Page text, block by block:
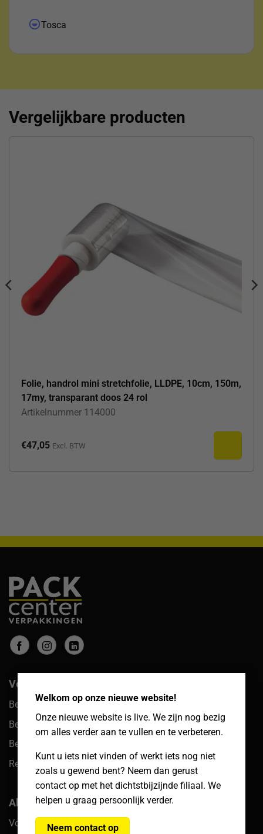
Welkom op onze nieuwe website!
Onze nieuwe website is live. We zijn nog bezig
om alles verder aan te vullen en te verbeteren.
Kunt u iets niet vinden of werkt iets nog niet
zoals u gewend bent? Neem dan gerust
contact op met het dichtstbijzijnde filiaal. We
helpen u graag persoonlijk verder.
Neem contact op
dank !"
Tosca
Vergelijkbare producten
Folie, handrol mini stretchfolie, LLDPE, 10cm, 150m,
17my, transparant doos 24 rol
Artikelnummer 114000
€47,05 Excl. BTW
Veelgestelde vragen
Bestellingen
Betalingen
Bezorgen & afhalen
Retouren
Algemeen
Voorwaarden